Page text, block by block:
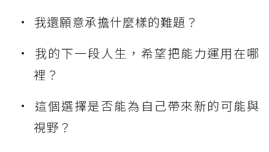
我還願意承擔什麼樣的難題？
我的下一段人生，希望把能力運用在哪
裡？
這個選擇是否能為自己帶來新的可能與
視野？